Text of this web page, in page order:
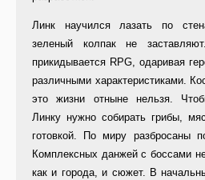
Линк научился лазать по
зеленый колпак не
прикидывается RPG, одаривая
различными характеристиками.
это жизни отныне нельзя.
Линку нужно собирать грибы,
готовкой. По миру разбросаны
Комплексных данжей с боссами
как и города, и сюжет. В